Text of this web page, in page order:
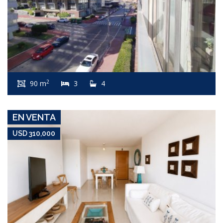
90 m2 3 4
USD 310,000
Apartamento #8367
ROOSEVELT
EN VENTA
USD 310,000